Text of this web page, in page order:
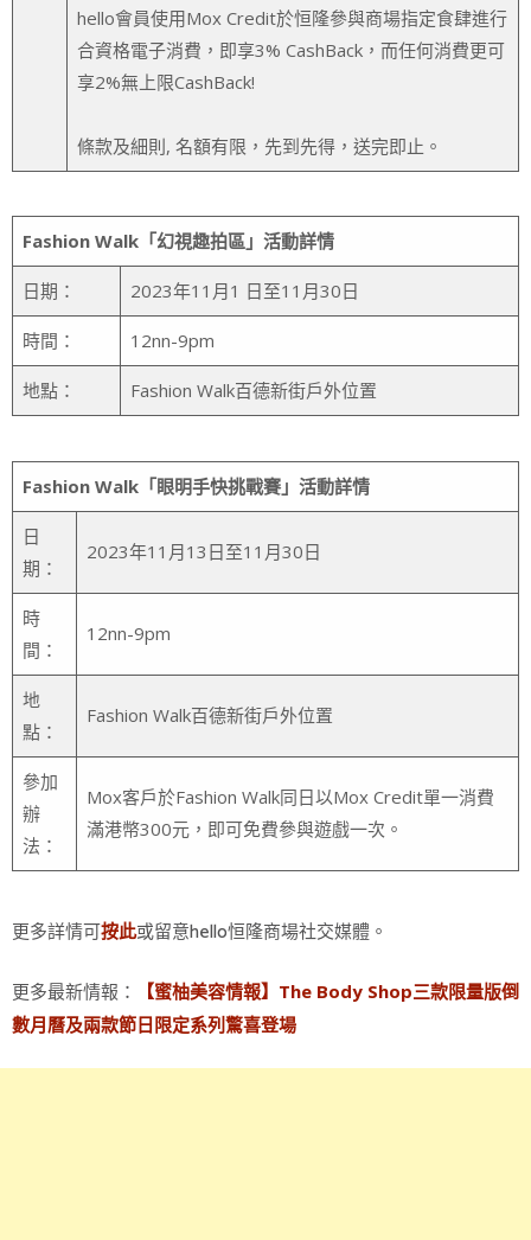
hello會員使用Mox Credit於恒隆參與商場指定食肆進行
合資格電子消費，即享3% CashBack，而任何消費更可
享2%無上限CashBack!
條款及細則, 名額有限，先到先得，送完即止。
Fashion Walk「幻視趣拍區」活動詳情
日期： 2023年11月1 日至11月30日
時間： 12nn-9pm
地點： Fashion Walk百德新街戶外位置
Fashion Walk「眼明手快挑戰賽」活動詳情
日
期：
2023年11月13日至11月30日
時
間：
12nn-9pm
地
點：
Fashion Walk百德新街戶外位置
參加
辦
法：
Mox客戶於Fashion Walk同日以Mox Credit單一消費
滿港幣300元，即可免費參與遊戲一次。
更多詳情可按此或留意hello恒隆商場社交媒體。
更多最新情報：
【蜜柚美容情報】The Body Shop三款限量版倒
數月曆及兩款節日限定系列驚喜登場